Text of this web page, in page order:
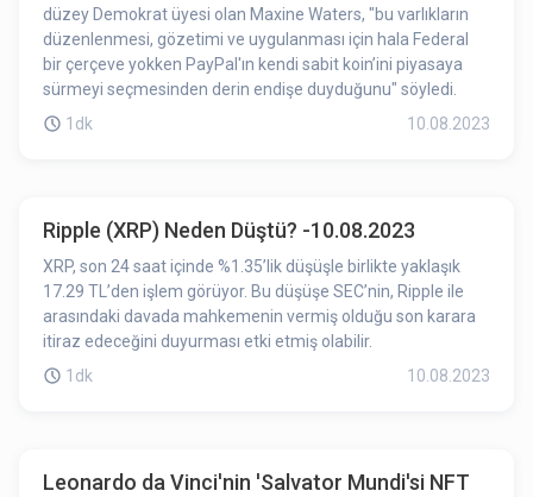
düzey Demokrat üyesi olan Maxine Waters, "bu varlıkların
düzenlenmesi, gözetimi ve uygulanması için hala Federal
bir çerçeve yokken PayPal'ın kendi sabit koin’ini piyasaya
sürmeyi seçmesinden derin endişe duyduğunu" söyledi.
1dk
10.08.2023
Ripple (XRP) Neden Düştü? -10.08.2023
XRP, son 24 saat içinde %1.35’lik düşüşle birlikte yaklaşık
17.29 TL’den işlem görüyor. Bu düşüşe SEC’nin, Ripple ile
arasındaki davada mahkemenin vermiş olduğu son karara
itiraz edeceğini duyurması etki etmiş olabilir.
1dk
10.08.2023
Leonardo da Vinci'nin 'Salvator Mundi'si NFT